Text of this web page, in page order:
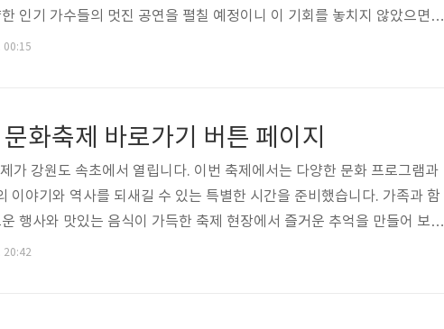
인기 가수들의 멋진 공연을 펼칠 예정이니 이 기회를 놓치지 않았으면
드릴 테니 참조해주세요. 충북도민체육대회 페이지 바로가기 전국탑10
00:15
화축제 바로가기 버튼 페이지
가 강원도 속초에서 열립니다. 이번 축제에서는 다양한 문화 프로그램과
이야기와 역사를 되새길 수 있는 특별한 시간을 준비했습니다. 가족과 함
행사와 맛있는 음식이 가득한 축제 현장에서 즐거운 추억을 만들어 보기
좋은 정보 얻어 가셨으면 합니다. 실향민 문화축제 페이지 바로가기 실
20:42